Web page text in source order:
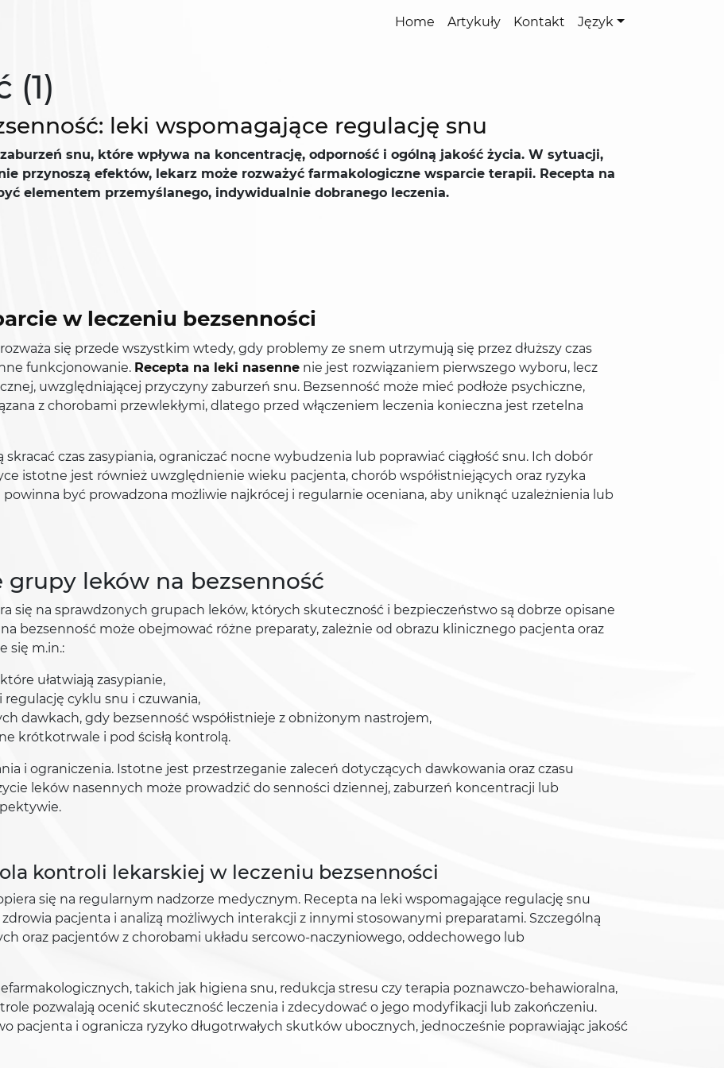
Home Artykuły Kontakt Język
(1)
leki wspomagające regulację snu
snu, które wpływa na koncentrację, odporność i ogólną jakość życia. W sytuacji,
przynoszą efektów, lekarz może rozważyć farmakologiczne wsparcie terapii. Recepta na
elementem przemyślanego, indywidualnie dobranego leczenia.
w leczeniu bezsenności
się przede wszystkim wtedy, gdy problemy ze snem utrzymują się przez dłuższy czas
funkcjonowanie. Recepta na leki nasenne nie jest rozwiązaniem pierwszego wyboru, lecz
uwzględniającej przyczyny zaburzeń snu. Bezsenność może mieć podłoże psychiczne,
z chorobami przewlekłymi, dlatego przed włączeniem leczenia konieczna jest rzetelna
czas zasypiania, ograniczać nocne wybudzenia lub poprawiać ciągłość snu. Ich dobór
istotne jest również uwzględnienie wieku pacjenta, chorób współistniejących oraz ryzyka
powinna być prowadzona możliwie najkrócej i regularnie oceniana, aby uniknąć uzależnienia lub
grupy leków na bezsenność
się na sprawdzonych grupach leków, których skuteczność i bezpieczeństwo są dobrze opisane
bezsenność może obejmować różne preparaty, zależnie od obrazu klinicznego pacjenta oraz
się m.in.:
ułatwiają zasypianie,
cyklu snu i czuwania,
dawkach, gdy bezsenność współistnieje z obniżonym nastrojem,
krótkotrwale i pod ścisłą kontrolą.
i ograniczenia. Istotne jest przestrzeganie zaleceń dotyczących dawkowania oraz czasu
leków nasennych może prowadzić do senności dziennej, zaburzeń koncentracji lub
kontroli lekarskiej w leczeniu bezsenności
się na regularnym nadzorze medycznym. Recepta na leki wspomagające regulację snu
pacjenta i analizą możliwych interakcji z innymi stosowanymi preparatami. Szczególną
oraz pacjentów z chorobami układu sercowo-naczyniowego, oddechowego lub
takich jak higiena snu, redukcja stresu czy terapia poznawczo-behawioralna,
pozwalają ocenić skuteczność leczenia i zdecydować o jego modyfikacji lub zakończeniu.
pacjenta i ogranicza ryzyko długotrwałych skutków ubocznych, jednocześnie poprawiając jakość